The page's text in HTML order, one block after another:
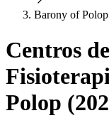
Barony of Polop
Centros
Polop